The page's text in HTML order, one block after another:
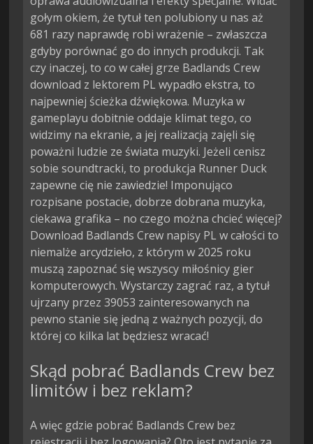
gołym okiem, że tytuł ten polubiony u nas aż
681 razy naprawdę robi wrażenie – zwłaszcza
gdyby porównać go do innych produkcji. Tak
czy inaczej, to co w całej grze Badlands Crew
download z lektorem PL wypadło ekstra, to
najpewniej ścieżka dźwiękowa. Muzyka w
gameplayu dobitnie oddaje klimat tego, co
widzimy na ekranie, a jej realizacją zajęli się
poważni ludzie ze świata muzyki. Jeżeli cenisz
sobie soundtracki, to produkcja Runner Duck
zapewne cię nie zawiedzie! Imponująco
rozpisane postacie, dobrze dobrana muzyka,
ciekawa grafika – no czego można chcieć więcej?
Download Badlands Crew napisy PL w całości to
niemalże arcydzieło, z którym w 2025 roku
muszą zapoznać się wszyscy miłośnicy gier
komputerowych. Wystarczy zagrać raz, a tytuł
ujrzany przez 39053 zainteresowanych na
pewno stanie się jedną z ważnych pozycji, do
której co kilka lat będziesz wracać!
Skąd pobrać Badlands Crew bez
limitów i bez reklam?
A więc gdzie pobrać Badlands Crew bez